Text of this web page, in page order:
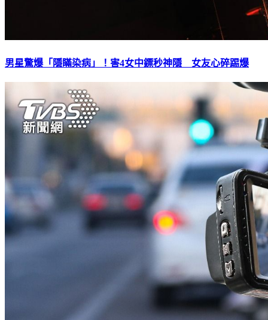
男星驚爆「隱瞞染病」！害4女中鏢秒神隱 女友心碎踢爆